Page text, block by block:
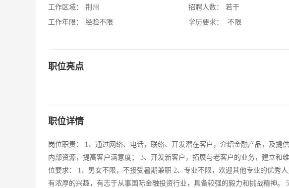
工作区域：
荆州
工作年限：
经验不限
招聘人数：
若干
学历要求：
不限
职位亮点
职位详情
岗位职责： 1、通过网络、电话，联络、开发潜在客户，介绍金融产品，及提
内部资源，提高客户满意度； 3、开发新客户，拓展与老客户的业务，建立和
位要求： 1、男女不限，不接受暑期兼职 2、专业不限，欢迎其他专业的优秀
有浓厚的兴趣，有志于从事国际金融投资行业，具备较强的毅力和挑战精神